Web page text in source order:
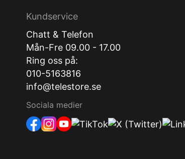
Kundservice
Chatt & Telefon
Mån-Fre 09.00 - 17.00
Ring oss på:
010-5163816
info@telestore.se
Sociala medier